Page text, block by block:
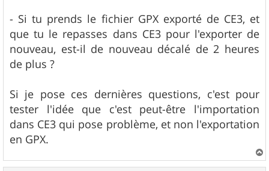
- Si tu prends le fichier GPX exporté de CE3, et
que tu le repasses dans CE3 pour l'exporter de
nouveau, est-il de nouveau décalé de 2 heures
de plus ?
Si je pose ces dernières questions, c'est pour
tester l'idée que c'est peut-être l'importation
dans CE3 qui pose problème, et non l'exportation
en GPX.
a